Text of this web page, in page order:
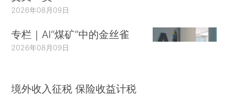
2026年08月09日
专栏｜AI“煤矿”中的金丝雀
2026年08月09日
境外收入征税 保险收益计税